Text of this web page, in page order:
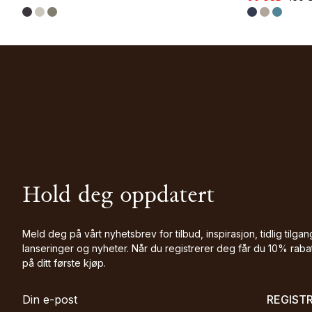
Hold deg oppdatert
Meld deg på vårt nyhetsbrev for tilbud, inspirasjon, tidlig
lanseringer og nyheter. Når du registrerer deg får du 10%
på ditt første kjøp.